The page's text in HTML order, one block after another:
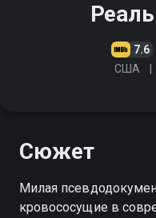
7.6
США
Сюжет
Милая
кровососущие в